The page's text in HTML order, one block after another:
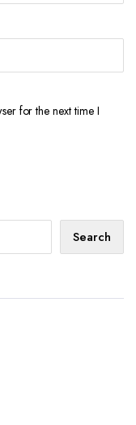
for the next time I
Search